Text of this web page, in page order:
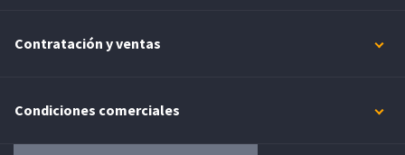
Contratación y ventas
Condiciones comerciales